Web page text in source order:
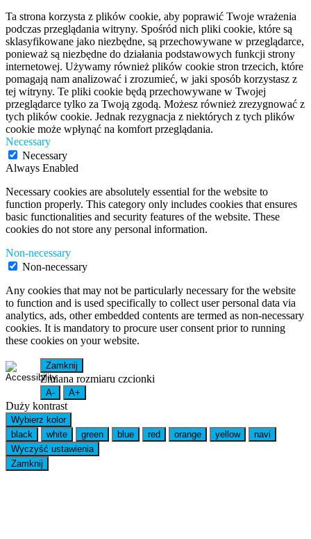
Ta strona korzysta z plików cookie, aby poprawić Twoje wrażenia
podczas przeglądania witryny. Spośród nich pliki cookie, które są
sklasyfikowane jako niezbędne, są przechowywane w przeglądarce,
ponieważ są niezbędne do działania podstawowych funkcji strony
internetowej. Używamy również plików cookie stron trzecich, które
pomagają nam analizować i zrozumieć, w jaki sposób korzystasz z
tej witryny. Te pliki cookie będą przechowywane w Twojej
przeglądarce tylko za Twoją zgodą. Możesz również zrezygnować z
tych plików cookie. Jednak rezygnacja z niektórych z tych plików
cookie może wpłynąć na komfort przeglądania.
Necessary
Necessary
Always Enabled
Necessary cookies are absolutely essential for the website to
function properly. This category only includes cookies that ensures
basic functionalities and security features of the website. These
cookies do not store any personal information.
Non-necessary
Non-necessary
Any cookies that may not be particularly necessary for the website
to function and is used specifically to collect user personal data via
analytics, ads, other embedded contents are termed as non-necessary
cookies. It is mandatory to procure user consent prior to running
these cookies on your website.
Zamknij
Zmiana rozmiaru czcionki
A- A+
Duży kontrast
Wybierz kolor
black
white green blue red orange yellow
navi
Wyczyść ustawienia
Zamknij